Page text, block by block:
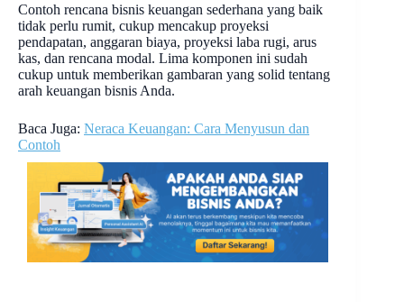
Contoh rencana bisnis keuangan sederhana yang baik
tidak perlu rumit, cukup mencakup proyeksi
pendapatan, anggaran biaya, proyeksi laba rugi, arus
kas, dan rencana modal. Lima komponen ini sudah
cukup untuk memberikan gambaran yang solid tentang
arah keuangan bisnis Anda.
Baca Juga: Neraca Keuangan: Cara Menyusun dan
Contoh